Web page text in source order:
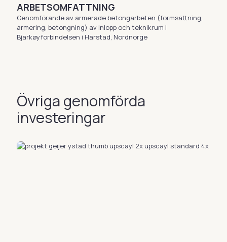
ARBETSOMFATTNING
Genomförande av armerade betongarbeten (formsättning,
armering, betongning) av inlopp och teknikrum i
Bjarkøyforbindelsen i Harstad, Nordnorge
Övriga genomförda
investeringar